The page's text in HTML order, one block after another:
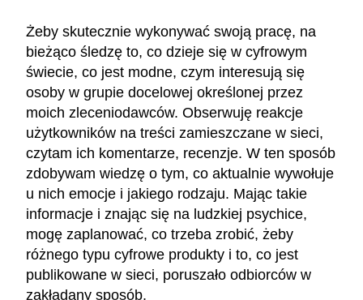
Żeby skutecznie wykonywać swoją pracę, na
bieżąco śledzę to, co dzieje się w cyfrowym
świecie, co jest modne, czym interesują się
osoby w grupie docelowej określonej przez
moich zleceniodawców. Obserwuję reakcje
użytkowników na treści zamieszczane w sieci,
czytam ich komentarze, recenzje. W ten sposób
zdobywam wiedzę o tym, co aktualnie wywołuje
u nich emocje i jakiego rodzaju. Mając takie
informacje i znając się na ludzkiej psychice,
mogę zaplanować, co trzeba zrobić, żeby
różnego typu cyfrowe produkty i to, co jest
publikowane w sieci, poruszało odbiorców w
zakładany sposób.